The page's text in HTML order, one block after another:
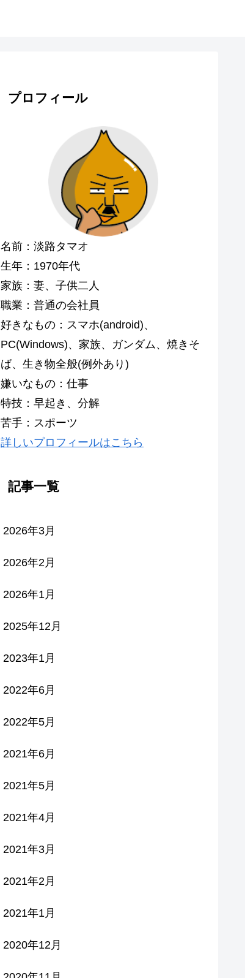
プロフィール
名前：淡路タマオ
生年：1970年代
家族：妻、子供二人
職業：普通の会社員
好きなもの：スマホ(android)、
PC(Windows)、家族、ガンダム、焼きそ
ば、生き物全般(例外あり)
嫌いなもの：仕事
特技：早起き、分解
苦手：スポーツ
詳しいプロフィールはこちら
記事一覧
2026年3月
2026年2月
2026年1月
2025年12月
2023年1月
2022年6月
2022年5月
2021年6月
2021年5月
2021年4月
2021年3月
2021年2月
2021年1月
2020年12月